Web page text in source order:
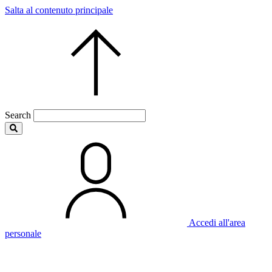
Salta al contenuto principale
Search
Accedi all'area
personale